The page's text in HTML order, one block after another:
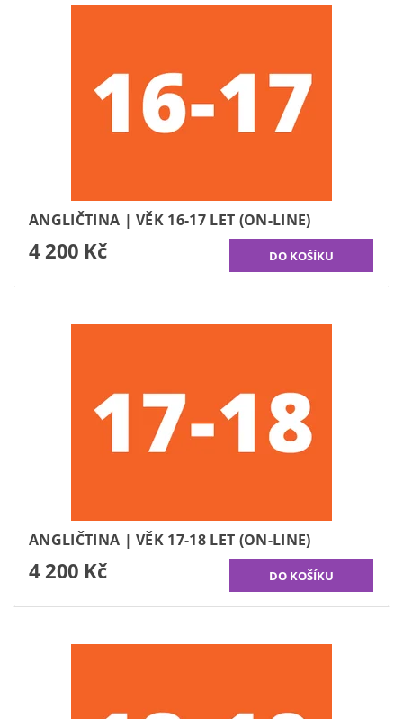
ANGLIČTINA | VĚK 16-17 LET (ON-LINE)
4 200 Kč
ANGLIČTINA | VĚK 17-18 LET (ON-LINE)
4 200 Kč